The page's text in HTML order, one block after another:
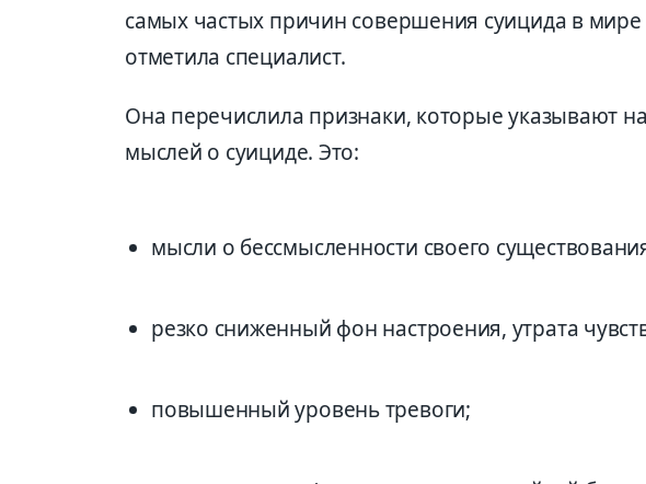
самых частых причин совершения суицида в мире
отметила специалист.
Она перечислила признаки, которые указывают
мыслей о суициде. Это:
мысли о бессмысленности своего
резко сниженный фон настроения, утрата
повышенный уровень тревоги;